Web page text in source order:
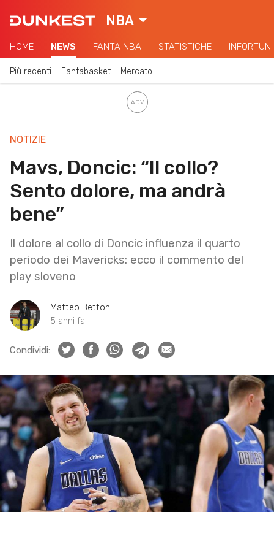
NBA
HOME NEWS FANTA NBA STATISTICHE INFORTUNI
Più recenti Fantabasket Mercato
NOTIZIE
Mavs, Doncic: “Il collo?
Sento dolore, ma andrà
bene”
Il dolore al collo di Doncic influenza il quarto
periodo dei Mavericks: ecco il commento del
play sloveno
Matteo Bettoni
5 anni fa
Condividi: